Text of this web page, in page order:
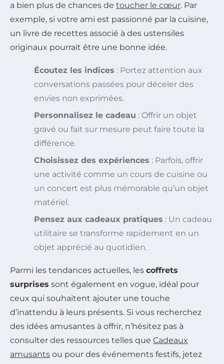
a bien plus de chances de toucher le cœur. Par
exemple, si votre ami est passionné par la cuisine,
un livre de recettes associé à des ustensiles
originaux pourrait être une bonne idée.
Écoutez les indices : Portez attention aux
conversations passées pour déceler des
envies non exprimées.
Personnalisez le cadeau : Offrir un objet
gravé ou fait sur mesure peut faire toute la
différence.
Choisissez des expériences : Parfois, offrir
une activité comme un cours de cuisine ou
un concert est plus mémorable qu’un objet
matériel.
Pensez aux cadeaux pratiques : Un cadeau
utilitaire se transforme rapidement en un
objet apprécié au quotidien.
Parmi les tendances actuelles, les coffrets
surprises sont également en vogue, idéal pour
ceux qui souhaitent ajouter une touche
d’inattendu à leurs présents. Si vous recherchez
des idées amusantes à offrir, n’hésitez pas à
consulter des ressources telles que Cadeaux
amusants ou pour des événements festifs, jetez